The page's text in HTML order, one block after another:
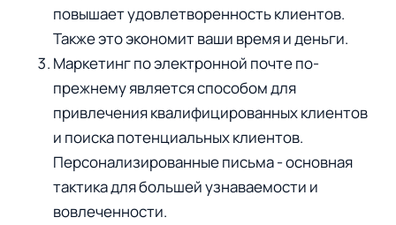
повышает удовлетворенность клиентов.
Также это экономит ваши время и деньги.
Маркетинг по электронной почте по-
прежнему является способом для
привлечения квалифицированных клиентов
и поиска потенциальных клиентов.
Персонализированные письма - основная
тактика для большей узнаваемости и
вовлеченности.